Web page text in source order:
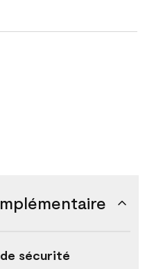
sécurité